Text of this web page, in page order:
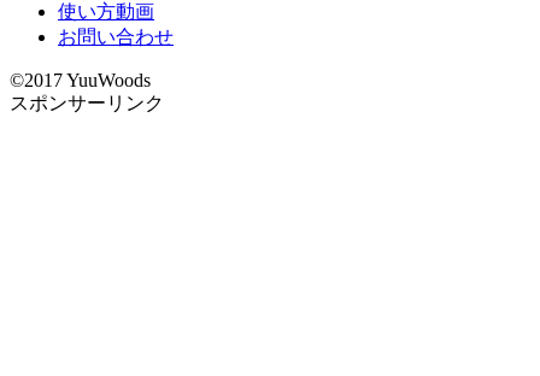
使い方動画
お問い合わせ
©2017 YuuWoods
スポンサーリンク